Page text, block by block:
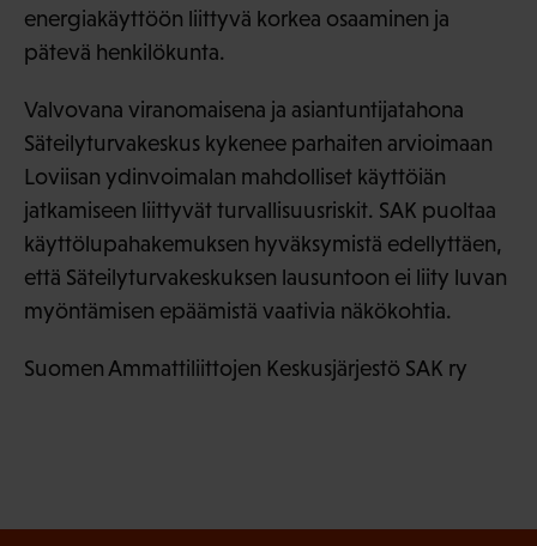
energiakäyttöön liittyvä korkea osaaminen ja
pätevä henkilökunta.
Valvovana viranomaisena ja asiantuntijatahona
Säteilyturvakeskus kykenee parhaiten arvioimaan
Loviisan ydinvoimalan mahdolliset käyttöiän
jatkamiseen liittyvät turvallisuusriskit. SAK puoltaa
käyttölupahakemuksen hyväksymistä edellyttäen,
että Säteilyturvakeskuksen lausuntoon ei liity luvan
myöntämisen epäämistä vaativia näkökohtia.
Suomen Ammattiliittojen Keskusjärjestö SAK ry